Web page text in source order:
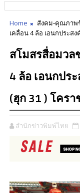
Home สังคม-คุณภาพ
เคลื่อน 4 ล้อ เอนกประส
สโมสรสื่อมว
4 ล้อ เอนกปร
(ฮุก 31 ) โครา
สำนักข่าวพิมพ์ไทย